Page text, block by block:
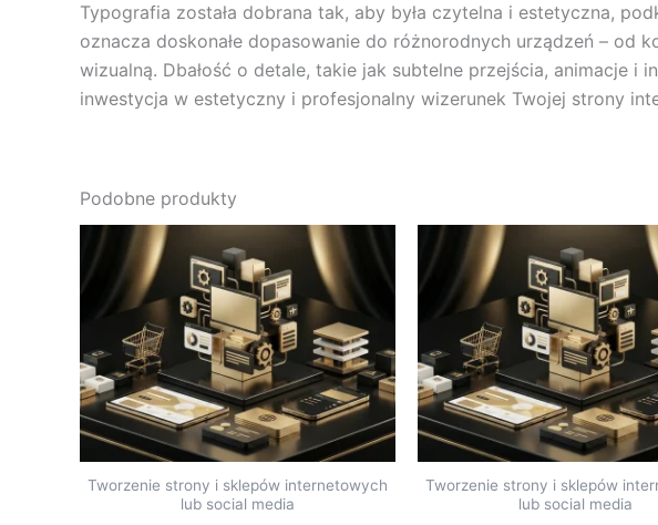
Typografia została dobrana tak, aby była czytelna i estetyczna,
oznacza doskonałe dopasowanie do różnorodnych urządzeń –
wizualną. Dbałość o detale, takie jak subtelne przejścia, animacje
inwestycja w estetyczny i profesjonalny wizerunek Twojej strony
Podobne produkty
Tworzenie strony i sklepów internetowych
lub social media
Tworzenie strony i sklepów
lub social media